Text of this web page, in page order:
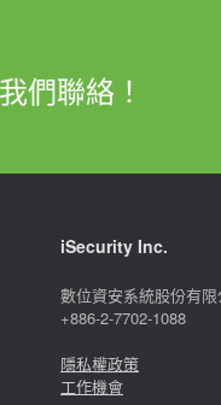
們聯絡！
iSecurity Inc.
數位資安系統股份有限
+886-2-7702-1088
隱私權政策
工作機會